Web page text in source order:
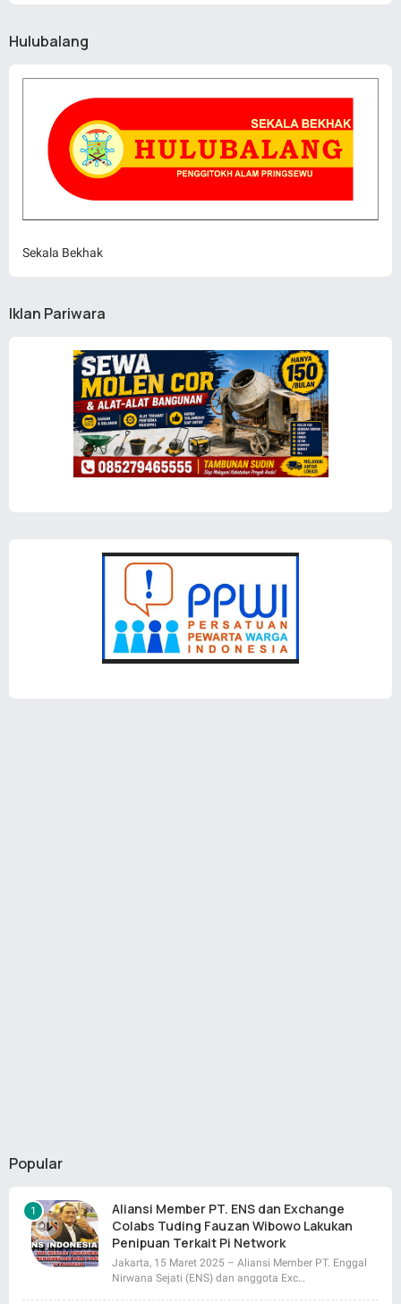
Hulubalang
Sekala Bekhak
Iklan Pariwara
Popular
Aliansi Member PT. ENS dan Exchange
Colabs Tuding Fauzan Wibowo Lakukan
Penipuan Terkait Pi Network
Jakarta, 15 Maret 2025 – Aliansi Member PT. Enggal
Nirwana Sejati (ENS) dan anggota Exc…